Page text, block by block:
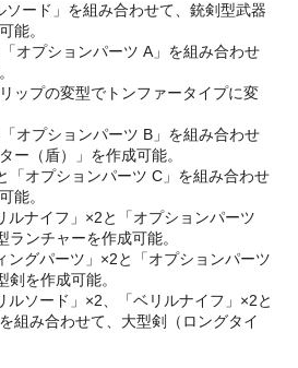
ソード」を組み合わせて、銃剣型武器
能。
オプションパーツ A」を組み合わせ
ップの変型でトンファータイプに変
オプションパーツ B」を組み合わせ
ー（盾）」を作成可能。
「オプションパーツ C」を組み合わせ
能。
ルナイフ」×2と「オプションパーツ
ンチャーを作成可能。
ングパーツ」×2と「オプションパーツ
を作成可能。
ルソード」×2、「ベリルナイフ」×2と
組み合わせて、大型剣（ロングタイ